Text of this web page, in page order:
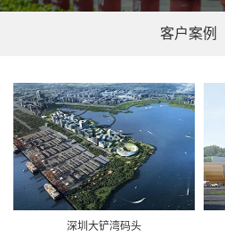
客户案例
深圳大铲湾码头